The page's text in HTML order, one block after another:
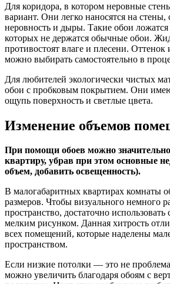
Для коридора, в котором неровные
вариант. Они легко наносятся на стены,
неровность и дыры. Такие обои ложатся
которых не держатся обычные обои.
противостоят влаге и плесени.
можно выбирать самостоятельно в
Для любителей экологически чистых
обои с пробковым покрытием. Они
ощупь поверхность и светлые цвета.
Изменение объемов
При помощи обоев можно
квартиру, убрав при этом основные
объем, добавить освещенность).
В малогабаритных квартирах комнаты
размеров. Чтобы визуального немного
пространство, достаточно использовать
мелким рисунком. Данная хитрость
всех помещений, которые наделены
пространством.
Если низкие потолки — это не
можно увеличить благодаря обоям с